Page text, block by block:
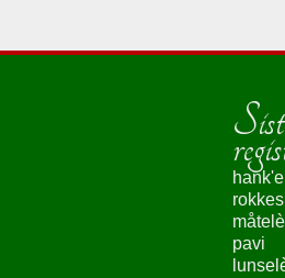
hank'e
pavi